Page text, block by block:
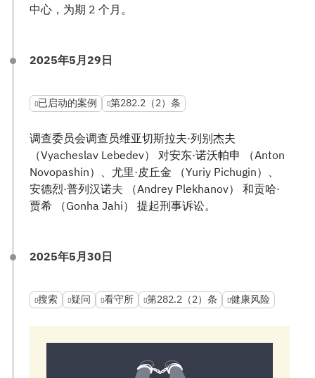
中心，为期 2 个月。
2025年5月29日
已启动的案例 第282.2（2）条
调查委员会调查员维亚切斯拉夫·列别杰夫
（Vyacheslav Lebedev） 对安东·诺沃帕申 （Anton
Novopashin）、尤里·皮丘金 （Yuriy Pichugin）、
安德烈·普列汉诺夫 （Andrey Plekhanov） 和贡哈·
贾希 （Gonha Jahi） 提起刑事诉讼。
2025年5月30日
搜索 疑问 看守所 第282.2（2）条 健康风险